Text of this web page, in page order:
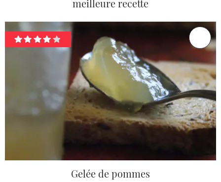
meilleure recette
Gelée de pommes